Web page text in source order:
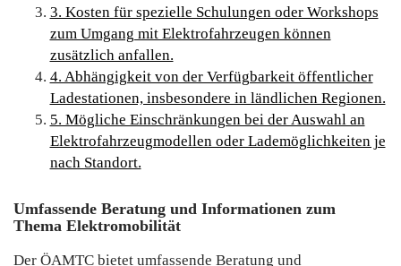
3. Kosten für spezielle Schulungen oder Workshops
zum Umgang mit Elektrofahrzeugen können
zusätzlich anfallen.
4. Abhängigkeit von der Verfügbarkeit öffentlicher
Ladestationen, insbesondere in ländlichen Regionen.
5. Mögliche Einschränkungen bei der Auswahl an
Elektrofahrzeugmodellen oder Lademöglichkeiten je
nach Standort.
Umfassende Beratung und Informationen zum
Thema Elektromobilität
Der ÖAMTC bietet umfassende Beratung und